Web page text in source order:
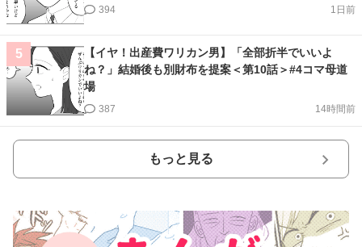
1日前
394
5
【イヤ！出産費ワリカン男】「全部折半でいいよ
ね？」結婚後も別財布を提案＜第10話＞#4コマ母道
場
14時間前
387
もっと見る